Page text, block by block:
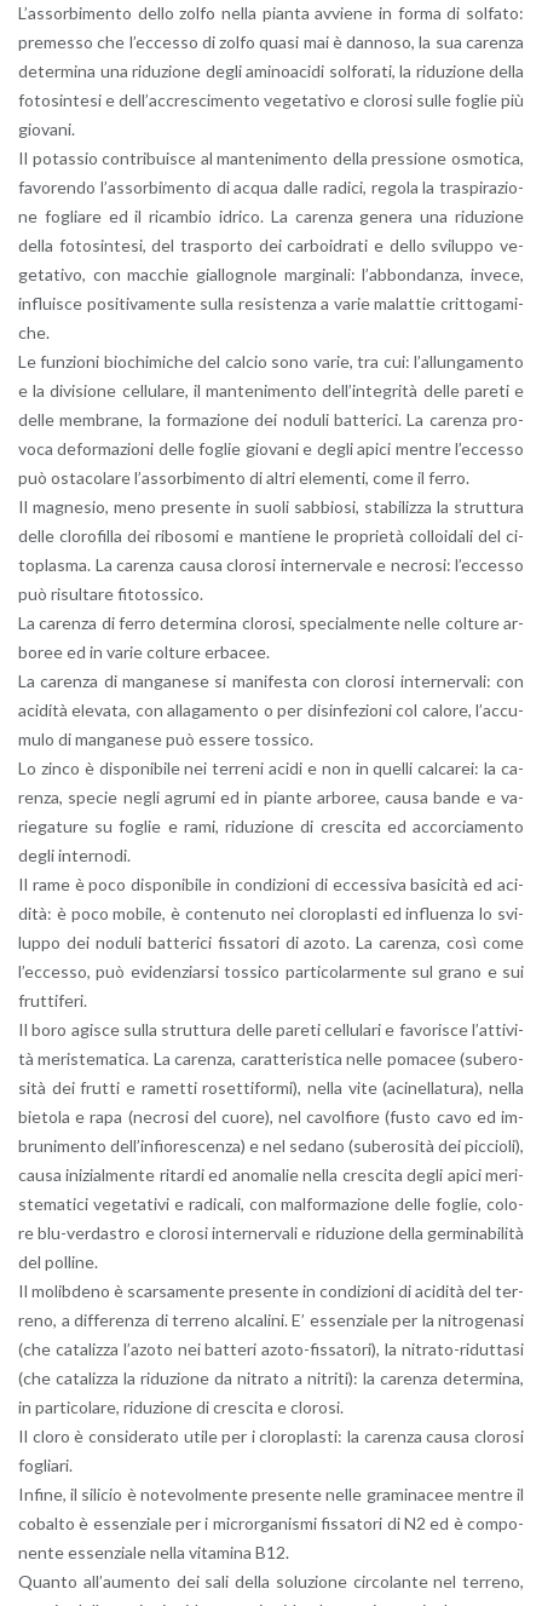
L’as­sor­bi­men­to dello zolfo nella pian­ta av­vie­ne in forma di sol­fa­to:
pre­mes­so che l’ec­ces­so di zolfo quasi mai è dan­no­so, la sua ca­ren­za
de­ter­mi­na una ri­du­zio­ne degli ami­noa­ci­di sol­fo­ra­ti, la ri­du­zio­ne della
fo­to­sin­te­si e del­l’ac­cre­sci­men­to ve­ge­ta­ti­vo e clo­ro­si sulle fo­glie più
gio­va­ni.
Il po­tas­sio con­tri­bui­sce al man­te­ni­men­to della pres­sio­ne osmo­ti­ca,
fa­vo­ren­do l’as­sor­bi­men­to di acqua dalle ra­di­ci, re­go­la la tra­spi­ra­zio­
ne fo­glia­re ed il ri­cam­bio idri­co. La ca­ren­za ge­ne­ra una ri­du­zio­ne
della fo­to­sin­te­si, del tra­spor­to dei car­boi­dra­ti e dello svi­lup­po ve­
ge­ta­ti­vo, con mac­chie gial­lo­gno­le mar­gi­na­li: l’ab­bon­dan­za, in­ve­ce,
in­flui­sce po­si­ti­va­men­te sulla re­si­sten­za a varie ma­lat­tie crit­to­ga­mi­
che.
Le fun­zio­ni bio­chi­mi­che del cal­cio sono varie, tra cui: l’al­lun­ga­men­to
e la di­vi­sio­ne cel­lu­la­re, il man­te­ni­men­to del­l’in­te­gri­tà delle pa­re­ti e
delle mem­bra­ne, la for­ma­zio­ne dei no­du­li bat­te­ri­ci. La ca­ren­za pro­
vo­ca de­for­ma­zio­ni delle fo­glie gio­va­ni e degli apici men­tre l’ec­ces­so
può osta­co­la­re l’as­sor­bi­men­to di altri ele­men­ti, come il ferro.
Il ma­gne­sio, meno pre­sen­te in suoli sab­bio­si, sta­bi­liz­za la strut­tu­ra
delle clo­ro­fil­la dei ri­bo­so­mi e man­tie­ne le pro­prie­tà col­loi­da­li del ci­
to­pla­sma. La ca­ren­za causa clo­ro­si in­ter­ner­va­le e ne­cro­si: l’ec­ces­so
può ri­sul­ta­re fi­to­tos­si­co.
La ca­ren­za di ferro de­ter­mi­na clo­ro­si, spe­cial­men­te nelle col­tu­re ar­
bo­ree ed in varie col­tu­re er­ba­cee.
La ca­ren­za di man­ga­ne­se si ma­ni­fe­sta con clo­ro­si in­ter­ner­va­li: con
aci­di­tà ele­va­ta, con al­la­ga­men­to o per di­sin­fe­zio­ni col ca­lo­re, l’ac­cu­
mu­lo di man­ga­ne­se può es­se­re tos­si­co.
Lo zinco è di­spo­ni­bi­le nei ter­re­ni acidi e non in quel­li cal­ca­rei: la ca­
ren­za, spe­cie negli agru­mi ed in pian­te ar­bo­ree, causa bande e va­
rie­ga­tu­re su fo­glie e rami, ri­du­zio­ne di cre­sci­ta ed ac­cor­cia­men­to
degli in­ter­no­di.
Il rame è poco di­spo­ni­bi­le in con­di­zio­ni di ec­ces­si­va ba­si­ci­tà ed aci­
di­tà: è poco mo­bi­le, è con­te­nu­to nei clo­ro­pla­sti ed in­fluen­za lo svi­
lup­po dei no­du­li bat­te­ri­ci fis­sa­to­ri di azoto. La ca­ren­za, così come
l’ec­ces­so, può evi­den­ziar­si tos­si­co par­ti­co­lar­men­te sul grano e sui
frut­ti­fe­ri.
Il boro agi­sce sulla strut­tu­ra delle pa­re­ti cel­lu­la­ri e fa­vo­ri­sce l’at­ti­vi­
tà me­ri­ste­ma­ti­ca. La ca­ren­za, ca­rat­te­ri­sti­ca nelle po­ma­cee (su­be­ro­
si­tà dei frut­ti e ra­met­ti ro­set­ti­for­mi), nella vite (aci­nel­la­tu­ra), nella
bie­to­la e rapa (ne­cro­si del cuore), nel ca­vol­fio­re (fusto cavo ed im­
bru­ni­men­to del­l’in­fio­re­scen­za) e nel se­da­no (su­be­ro­si­tà dei pic­cio­li),
causa ini­zial­men­te ri­tar­di ed ano­ma­lie nella cre­sci­ta degli apici me­ri­
ste­ma­ti­ci ve­ge­ta­ti­vi e ra­di­ca­li, con mal­for­ma­zio­ne delle fo­glie, co­lo­
re blu-ver­da­stro e clo­ro­si in­ter­ner­va­li e ri­du­zio­ne della ger­mi­na­bi­li­tà
del pol­li­ne.
Il mo­lib­de­no è scar­sa­men­te pre­sen­te in con­di­zio­ni di aci­di­tà del ter­
re­no, a dif­fe­ren­za di ter­re­no al­ca­li­ni. E’ es­sen­zia­le per la ni­tro­ge­na­si
(che ca­ta­liz­za l’a­zo­to nei bat­te­ri azo­to-fis­sa­to­ri), la ni­tra­to-ri­dut­ta­si
(che ca­ta­liz­za la ri­du­zio­ne da ni­tra­to a ni­tri­ti): la ca­ren­za de­ter­mi­na,
in par­ti­co­la­re, ri­du­zio­ne di cre­sci­ta e clo­ro­si.
Il cloro è con­si­de­ra­to utile per i clo­ro­pla­sti: la ca­ren­za causa clo­ro­si
fo­glia­ri.
In­fi­ne, il si­li­cio è no­te­vol­men­te pre­sen­te nelle gra­mi­na­cee men­tre il
co­bal­to è es­sen­zia­le per i mi­cror­ga­ni­smi fis­sa­to­ri di N2 ed è com­po­
nen­te es­sen­zia­le nella vi­ta­mi­na B12.
Quan­to al­l’au­men­to dei sali della so­lu­zio­ne cir­co­lan­te nel ter­re­no,